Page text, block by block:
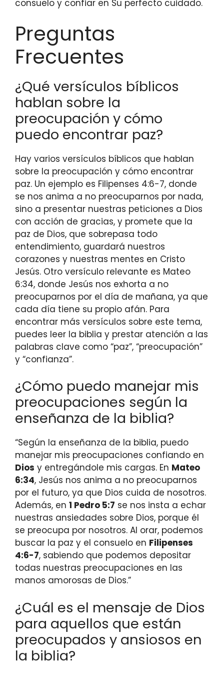
consuelo y confiar en Su perfecto cuidado.
Preguntas
Frecuentes
¿Qué versículos bíblicos
hablan sobre la
preocupación y cómo
puedo encontrar paz?
Hay varios versículos bíblicos que hablan
sobre la preocupación y cómo encontrar
paz. Un ejemplo es Filipenses 4:6-7, donde
se nos anima a no preocuparnos por nada,
sino a presentar nuestras peticiones a Dios
con acción de gracias, y promete que la
paz de Dios, que sobrepasa todo
entendimiento, guardará nuestros
corazones y nuestras mentes en Cristo
Jesús. Otro versículo relevante es Mateo
6:34, donde Jesús nos exhorta a no
preocuparnos por el día de mañana, ya que
cada día tiene su propio afán. Para
encontrar más versículos sobre este tema,
puedes leer la biblia y prestar atención a las
palabras clave como “paz”, “preocupación”
y “confianza”.
¿Cómo puedo manejar mis
preocupaciones según la
enseñanza de la biblia?
“Según la enseñanza de la biblia, puedo
manejar mis preocupaciones confiando en
Dios y entregándole mis cargas. En Mateo
6:34, Jesús nos anima a no preocuparnos
por el futuro, ya que Dios cuida de nosotros.
Además, en 1 Pedro 5:7 se nos insta a echar
nuestras ansiedades sobre Dios, porque él
se preocupa por nosotros. Al orar, podemos
buscar la paz y el consuelo en Filipenses
4:6-7, sabiendo que podemos depositar
todas nuestras preocupaciones en las
manos amorosas de Dios.”
¿Cuál es el mensaje de Dios
para aquellos que están
preocupados y ansiosos en
la biblia?